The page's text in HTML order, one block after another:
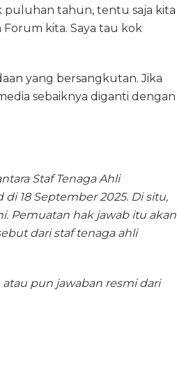
tahun, tentu saja kita
kita. Saya tau kok
yang bersangkutan. Jika
sebaiknya diganti dengan
Staf Tenaga Ahli
18 September 2025. Di situ,
Pemuatan hak jawab itu akan
dari staf tenaga ahli
pun jawaban resmi dari